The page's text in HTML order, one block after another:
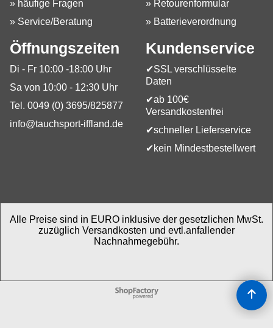
» häufige Fragen
» Service/Beratung
» Retourenformular
» Batterieverordnung
Öffnungszeiten
Di - Fr 10:00 -18:00 Uhr
Sa von 10:00 - 12:30 Uhr
Tel. 0049 (0) 3695/825877
info@tauchsport-iffland.de
Kundenservice
✔SSL verschlüsselte
Daten
✔ab 100€
Versandkostenfrei
✔schneller Lieferservice
✔kein Mindestbestellwert
Alle Preise sind in EURO inklusive der gesetzlichen MwSt.
zuzüglich Versandkosten und evtl.anfallender
Nachnahmegebühr.
WebShop erstellt mit
ShopFactory Shop